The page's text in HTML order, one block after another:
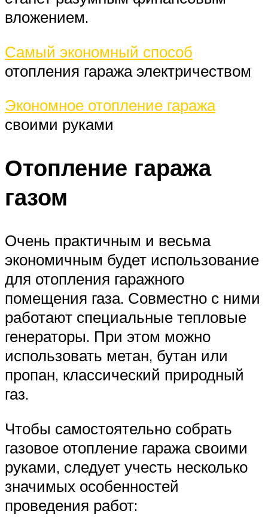
вложением.
Самый экономный способ
отопления гаража электричеством
Экономное отопление гаража
своими руками
Отопление гаража
газом
Очень практичным и весьма
экономичным будет использование
для отопления гаражного
помещения газа. Совместно с ними
работают специальные тепловые
генераторы. При этом можно
использовать метан, бутан или
пропан, классический природный
газ.
Чтобы самостоятельно собрать
газовое отопление гаража своими
руками, следует учесть несколько
значимых особенностей
проведения работ: